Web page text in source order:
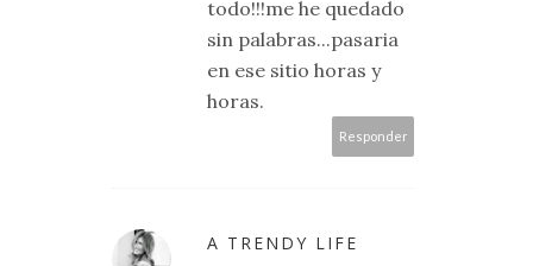
todo!!!me he quedado
sin palabras...pasaria
en ese sitio horas y
horas.
Responder
A TRENDY LIFE